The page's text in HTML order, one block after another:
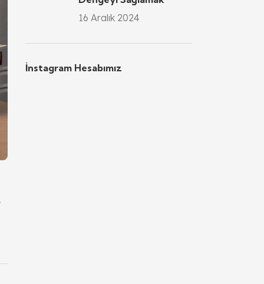
16 Aralık 2024
İnstagram Hesabımız